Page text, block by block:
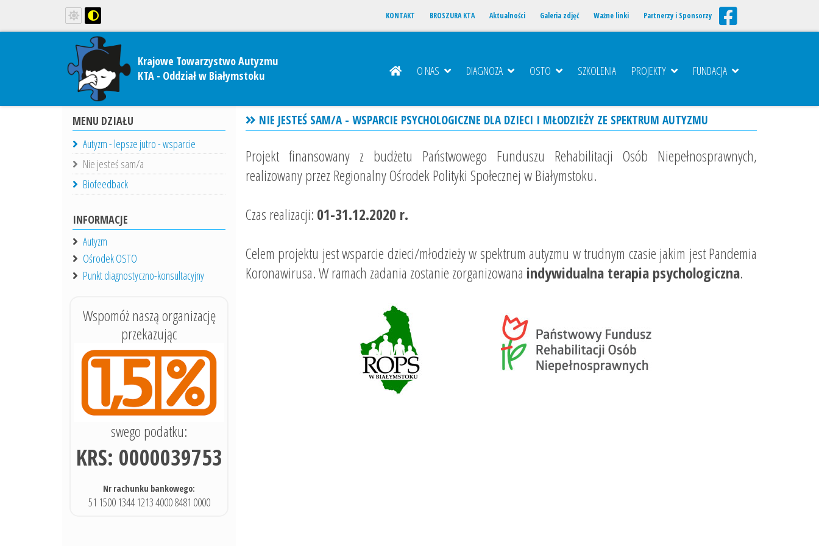
KONTAKT BROSZURA KTA Aktualności Galeria zdjęć Ważne linki Partnerzy i Sponsorzy
Krajowe Towarzystwo Autyzmu
KTA - Oddział w Białymstoku
O NAS DIAGNOZA OSTO SZKOLENIA PROJEKTY FUNDACJA
MENU DZIAŁU
Autyzm - lepsze jutro - wsparcie
Nie jesteś sam/a
Biofeedback
INFORMACJE
Autyzm
Ośrodek OSTO
Punkt diagnostyczno-konsultacyjny
Wspomóż naszą organizację
przekazując
swego podatku:
KRS: 0000039753
Nr rachunku bankowego:
51 1500 1344 1213 4000 8481 0000
NIE JESTEŚ SAM/A - WSPARCIE PSYCHOLOGICZNE DLA DZIECI I MŁODZIEŻY ZE SPEKTRUM AUTYZMU
Projekt finansowany z budżetu Państwowego Funduszu Rehabilitacji Osób Niepełnosprawnych,
realizowany przez Regionalny Ośrodek Polityki Społecznej w Białymstoku.
Czas realizacji: 01-31.12.2020 r.
Celem projektu jest wsparcie dzieci/młodzieży w spektrum autyzmu w trudnym czasie jakim jest Pandemia
Koronawirusa. W ramach zadania zostanie zorganizowana indywidualna terapia psychologiczna.